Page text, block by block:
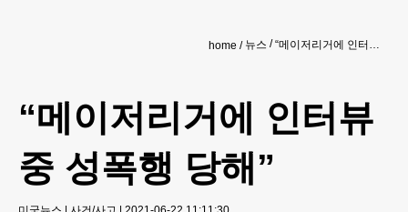
home 뉴스 “메이저리거에 인터뷰 중 성폭행 당해”
“메이저리거에 인터뷰
중 성폭행 당해”